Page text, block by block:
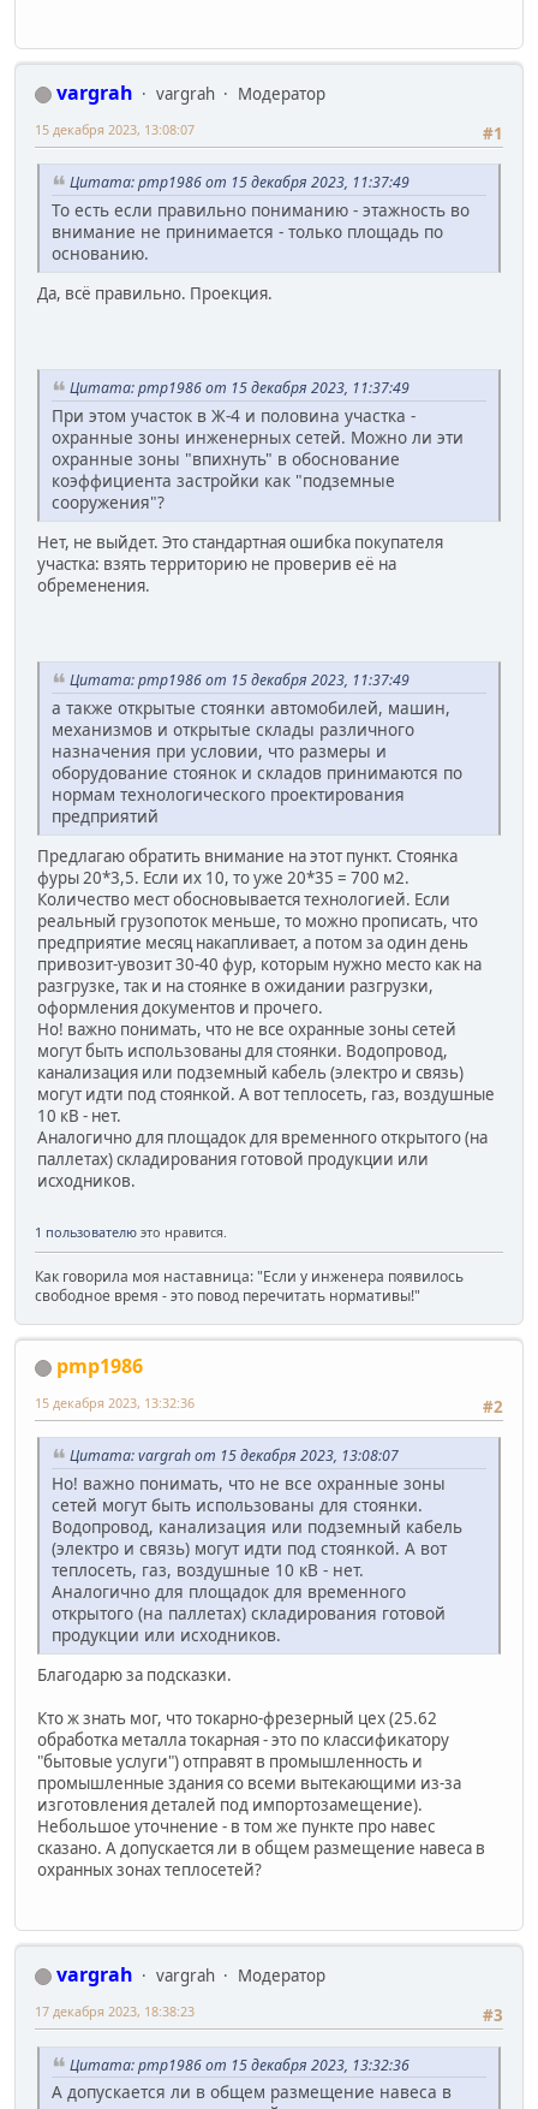
vargrah vargrah
Модератор
#1
15 декабря 2023, 13:08:07
Цитата: pmp1986 от 15 декабря 2023, 11:37:49
То есть если правильно пониманию - этажность во
внимание не принимается - только площадь по
основанию.
Да, всё правильно. Проекция.
Цитата: pmp1986 от 15 декабря 2023, 11:37:49
При этом участок в Ж-4 и половина участка -
охранные зоны инженерных сетей. Можно ли эти
охранные зоны "впихнуть" в обоснование
коэффициента застройки как "подземные
сооружения"?
Нет, не выйдет. Это стандартная ошибка покупателя
участка: взять территорию не проверив её на
обременения.
Цитата: pmp1986 от 15 декабря 2023, 11:37:49
а также открытые стоянки автомобилей, машин,
механизмов и открытые склады различного
назначения при условии, что размеры и
оборудование стоянок и складов принимаются по
нормам технологического проектирования
предприятий
Предлагаю обратить внимание на этот пункт. Стоянка
фуры 20*3,5. Если их 10, то уже 20*35 = 700 м2.
Количество мест обосновывается технологией. Если
реальный грузопоток меньше, то можно прописать, что
предприятие месяц накапливает, а потом за один день
привозит-увозит 30-40 фур, которым нужно место как на
разгрузке, так и на стоянке в ожидании разгрузки,
оформления документов и прочего.
Но! важно понимать, что не все охранные зоны сетей
могут быть использованы для стоянки. Водопровод,
канализация или подземный кабель (электро и связь)
могут идти под стоянкой. А вот теплосеть, газ, воздушные
10 кВ - нет.
Аналогично для площадок для временного открытого (на
паллетах) складирования готовой продукции или
исходников.
1 пользователю это нравится.
Как говорила моя наставница: "Если у инженера появилось
свободное время - это повод перечитать нормативы!"
pmp1986
#2
15 декабря 2023, 13:32:36
Цитата: vargrah от 15 декабря 2023, 13:08:07
Но! важно понимать, что не все охранные зоны
сетей могут быть использованы для стоянки.
Водопровод, канализация или подземный кабель
(электро и связь) могут идти под стоянкой. А вот
теплосеть, газ, воздушные 10 кВ - нет.
Аналогично для площадок для временного
открытого (на паллетах) складирования готовой
продукции или исходников.
Благодарю за подсказки.
Кто ж знать мог, что токарно-фрезерный цех (25.62
обработка металла токарная - это по классификатору
"бытовые услуги") отправят в промышленность и
промышленные здания со всеми вытекающими из-за
изготовления деталей под импортозамещение).
Небольшое уточнение - в том же пункте про навес
сказано. А допускается ли в общем размещение навеса в
охранных зонах теплосетей?
vargrah vargrah
Модератор
#3
17 декабря 2023, 18:38:23
Цитата: pmp1986 от 15 декабря 2023, 13:32:36
А допускается ли в общем размещение навеса в